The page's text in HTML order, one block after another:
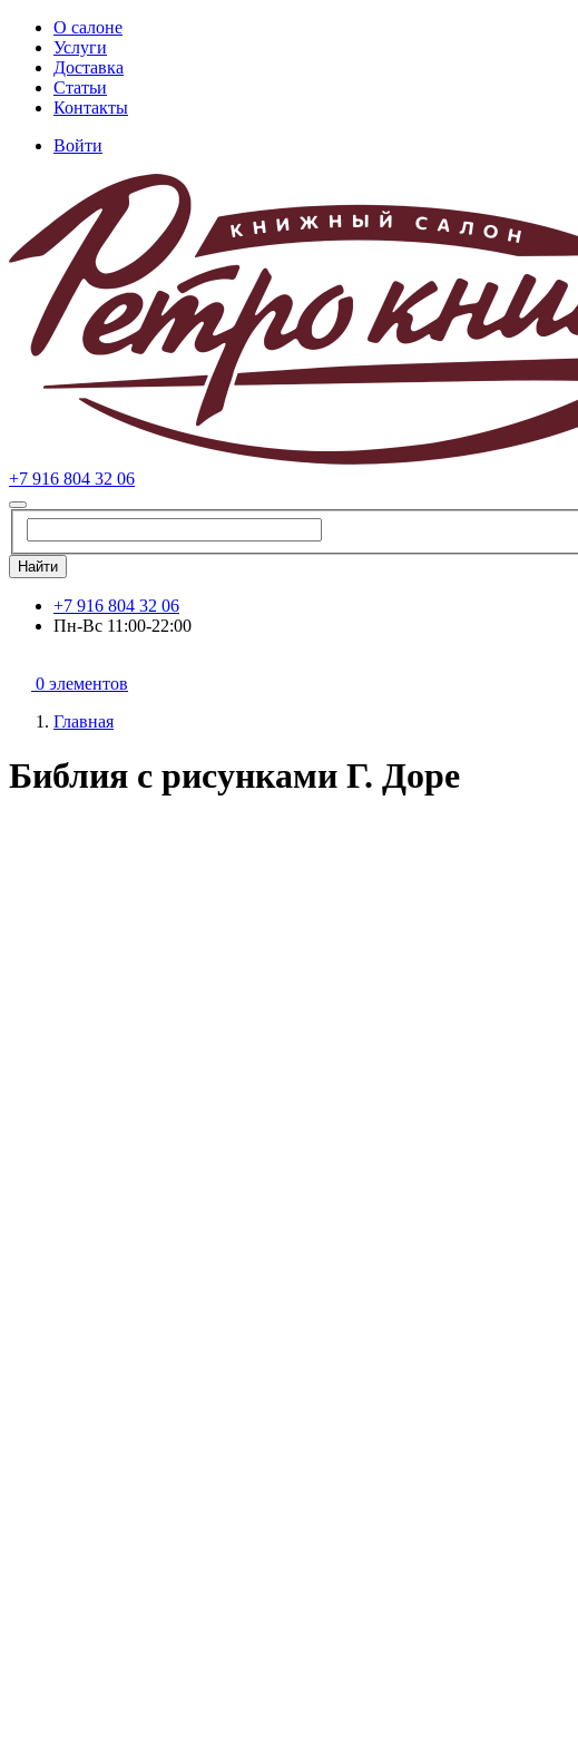
Перейти
основному
содержанию
Основная
навигация
О салоне
Услуги
Доставка
Статьи
Контакты
учётной
записи
пользователя
Войти
+7 916 804 32 06
Найти
+7 916 804 32 06
Пн-Вс 11:00-22:00
0 элементов
Главная
Библия с рисунками Г. Доре